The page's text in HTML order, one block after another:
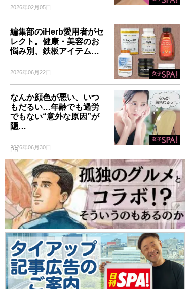
2026年02月05日
編集部のiHerb愛用者がセ
レクト。健康・美容のお
悩み別、鉄板アイテム…
2026年06月22日
なんか顔色が悪い、いつ
もだるい…年齢でも過労
でもない“意外な原因”が
隠…
2026年06月30日
PR